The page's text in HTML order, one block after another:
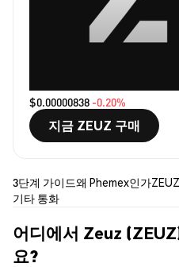
$0.00000838 -0.20%
지금 ZEUZ 구매
3단계 가이드왜 Phemex인가
기타 통화
어디에서 Zeuz
요?